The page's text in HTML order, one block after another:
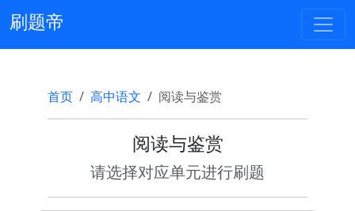
刷题帝
首页 高中语文 阅读与鉴赏
阅读与鉴赏
请选择对应单元进行刷题